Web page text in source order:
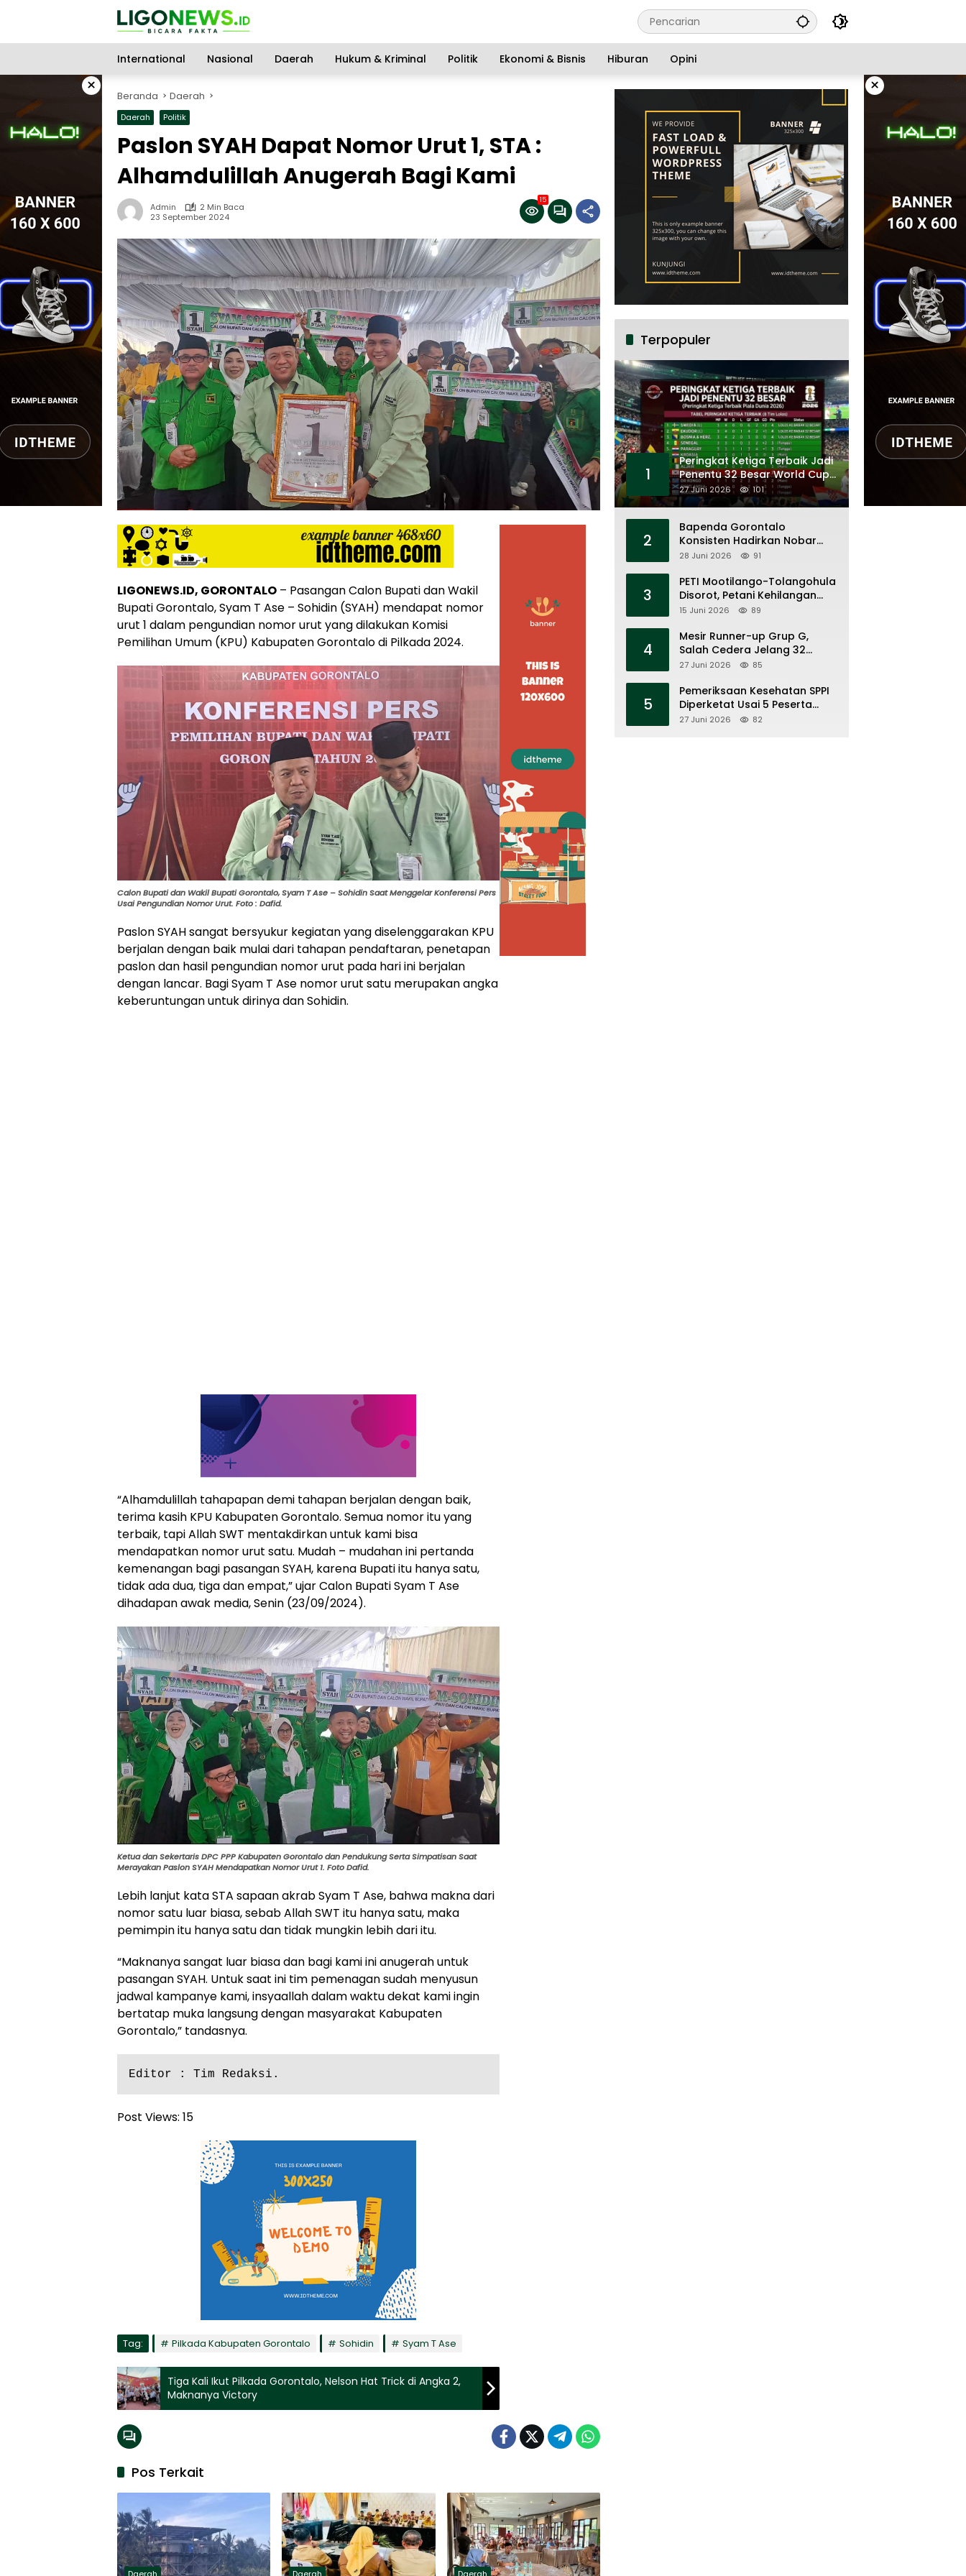
International
Nasional Daerah Hukum & Kriminal Politik Ekonomi & Bisnis Hiburan Opini
× ×
Beranda Daerah
Daerah Politik
Paslon SYAH Dapat Nomor Urut 1, STA :
Alhamdulillah Anugerah Bagi Kami
Admin
2 Min Baca
23 September 2024
15
LIGONEWS.ID, GORONTALO – Pasangan Calon Bupati dan Wakil
Bupati Gorontalo, Syam T Ase – Sohidin (SYAH) mendapat nomor
urut 1 dalam pengundian nomor urut yang dilakukan Komisi
Pemilihan Umum (KPU) Kabupaten Gorontalo di Pilkada 2024.
Calon Bupati dan Wakil Bupati Gorontalo, Syam T Ase – Sohidin Saat Menggelar Konferensi Pers
Usai Pengundian Nomor Urut. Foto : Dafid.
Paslon SYAH sangat bersyukur kegiatan yang diselenggarakan KPU
berjalan dengan baik mulai dari tahapan pendaftaran, penetapan
paslon dan hasil pengundian nomor urut pada hari ini berjalan
dengan lancar. Bagi Syam T Ase nomor urut satu merupakan angka
keberuntungan untuk dirinya dan Sohidin.
“Alhamdulillah tahapapan demi tahapan berjalan dengan baik,
terima kasih KPU Kabupaten Gorontalo. Semua nomor itu yang
terbaik, tapi Allah SWT mentakdirkan untuk kami bisa
mendapatkan nomor urut satu. Mudah – mudahan ini pertanda
kemenangan bagi pasangan SYAH, karena Bupati itu hanya satu,
tidak ada dua, tiga dan empat,” ujar Calon Bupati Syam T Ase
dihadapan awak media, Senin (23/09/2024).
Ketua dan Sekertaris DPC PPP Kabupaten Gorontalo dan Pendukung Serta SimpatisanSaat
Merayakan Paslon SYAH Mendapatkan Nomor Urut 1. Foto Dafid.
Lebih lanjut kata STA sapaan akrab Syam T Ase, bahwa makna dari
nomor satu luar biasa, sebab Allah SWT itu hanya satu, maka
pemimpin itu hanya satu dan tidak mungkin lebih dari itu.
“Maknanya sangat luar biasa dan bagi kami ini anugerah untuk
pasangan SYAH. Untuk saat ini tim pemenagan sudah menyusun
jadwal kampanye kami, insyaallah dalam waktu dekat kami ingin
bertatap muka langsung dengan masyarakat Kabupaten
Gorontalo,” tandasnya.
Editor : Tim Redaksi.
Post Views: 15
Tag: Pilkada Kabupaten Gorontalo Sohidin Syam T Ase
Tiga Kali Ikut Pilkada Gorontalo, Nelson Hat Trick di Angka 2,
Maknanya Victory
Pos Terkait
Daerah Daerah Daerah
Terpopuler
1
Peringkat Ketiga Terbaik Jadi
Penentu 32 Besar World Cup
2026
27 Juni 2026 101
2
Bapenda Gorontalo
Konsisten Hadirkan Nobar
Piala Dunia, Layanan Pajak,
28 Juni 2026 91
3
PETI Mootilango-Tolangohula
Disorot, Petani Kehilangan
Lahan Saat Pemerintah Fokus
15 Juni 2026 89
4
Mesir Runner-up Grup G,
Salah Cedera Jelang 32
Besar
27 Juni 2026 85
5
Pemeriksaan Kesehatan SPPI
Diperketat Usai 5 Peserta
Meninggal
27 Juni 2026 82